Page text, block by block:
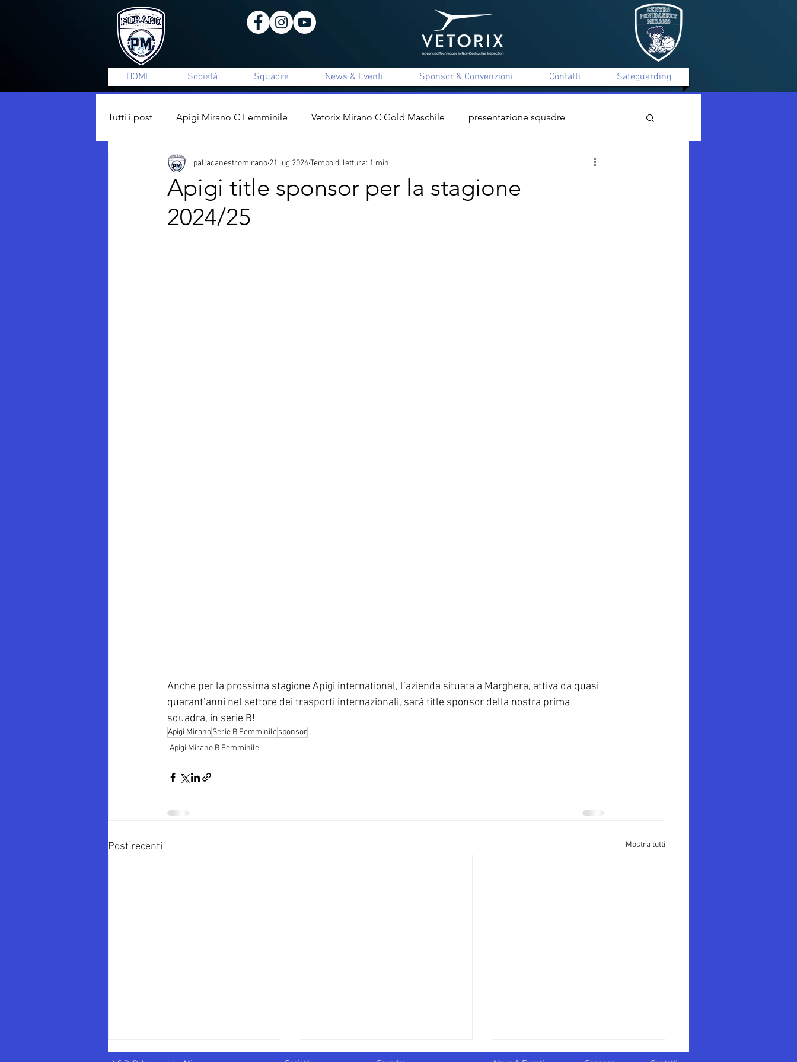
HOME Società Squadre News & Eventi Sponsor & Convenzioni Contatti Safeguarding
Tutti i post Apigi Mirano C Femminile Vetorix Mirano C Gold Maschile presentazione squadre
Minibasket Settore Giovanile presentazione staff tecnico Vetorix Mirano C Silver Maschile
Comunicati Stampa Vetorix Mirano C Unica Maschile
Apigi title sponsor per la stagione
2024/25
pallacanestromirano 21 lug 2024Tempo di lettura: 1 min
Anche per la prossima stagione Apigi international, l’azienda situata a Marghera, attiva da quasi
quarant’anni nel settore dei trasporti internazionali, sarà title sponsor della nostra prima
squadra, in serie B!
Apigi MiranoSerie B Femminilesponsor
Apigi Mirano B Femminile
Post recenti Mostra tutti